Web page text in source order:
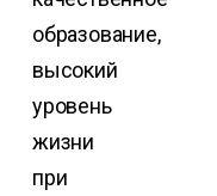
образование,
высокий
уровень
жизни
при